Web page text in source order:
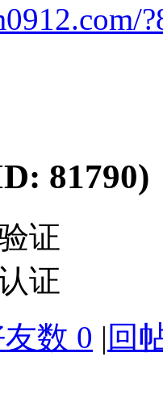
81790)
证
证
数 0 | 回